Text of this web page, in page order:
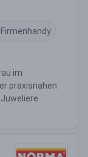
Firmenhandy
im
praxisnahen